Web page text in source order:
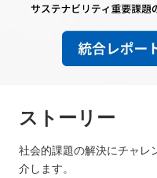
ストーリー
社会的課題の解決にチャレ
介します。